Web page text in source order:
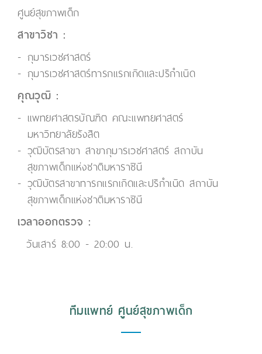
ศูนย์สุขภาพเด็ก
สาขาวิชา :
กุมารเวชศาสตร์
กุมารเวชศาสตร์ทารกแรกเกิดและปริกำเนิด
คุณวุฒิ :
แพทยศาสตรบัณฑิต คณะแพทยศาสตร์
มหาวิทยาลัยรังสิต
วุฒิบัตรสาขา สาขากุมารเวชศาสตร์ สถาบัน
สุขภาพเด็กแห่งชาติมหาราชินี
วุฒิบัตรสาขาทารกแรกเกิดและปริกำเนิด สถาบัน
สุขภาพเด็กแห่งชาติมหาราชินี
เวลาออกตรวจ :
วันเสาร์ 8:00 - 20:00 น.
ทีมแพทย์ ศูนย์สุขภาพเด็ก